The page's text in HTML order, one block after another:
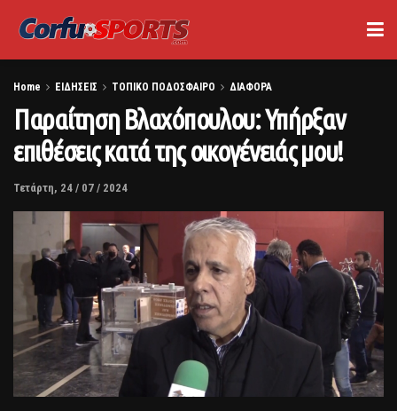
Home ΕΙΔΗΣΕΙΣ ΤΟΠΙΚΟ ΠΟΔΟΣΦΑΙΡΟ ΔΙΑΦΟΡΑ
Παραίτηση Βλαχόπουλου: Υπήρξαν
επιθέσεις κατά της οικογένειάς μου!
Τετάρτη, 24 / 07 / 2024